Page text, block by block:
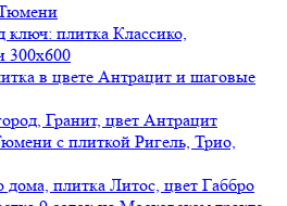
плитка Классико,
300х600
в цвете Антрацит и шаговые
Гранит, цвет Антрацит
с плиткой Ригель, Трио,
дома, плитка Литос, цвет Габбро